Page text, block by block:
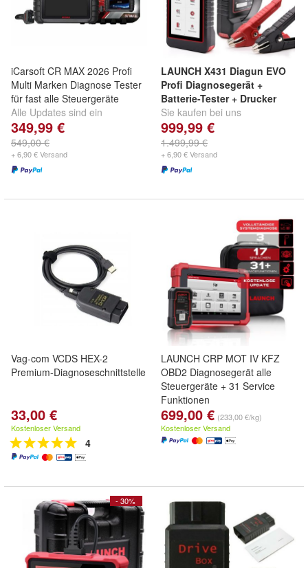
iCarsoft CR MAX 2026 Profi
Multi Marken Diagnose Tester
für fast alle Steuergeräte
Alle Updates sind ein
Lebenlang kostenfrei, Original
iCarsoft, Täglicher Versand
349,99 €
549,00 €
+ 6,90 € Versand
LAUNCH X431 Diagun EVO
Profi Diagnosegerät +
Batterie-Tester + Drucker
Sie kaufen bei uns
ausschließlich 100% originale
LAUNCH Europe GmbH
Produkte
999,99 €
1.499,99 €
+ 6,90 € Versand
Vag-com VCDS HEX-2
Premium-Diagnoseschnittstelle
33,00 €
Kostenloser Versand
4
LAUNCH CRP MOT IV KFZ
OBD2 Diagnosegerät alle
Steuergeräte + 31 Service
Funktionen
699,00 € (233,00 €/kg)
Kostenloser Versand
- 30%